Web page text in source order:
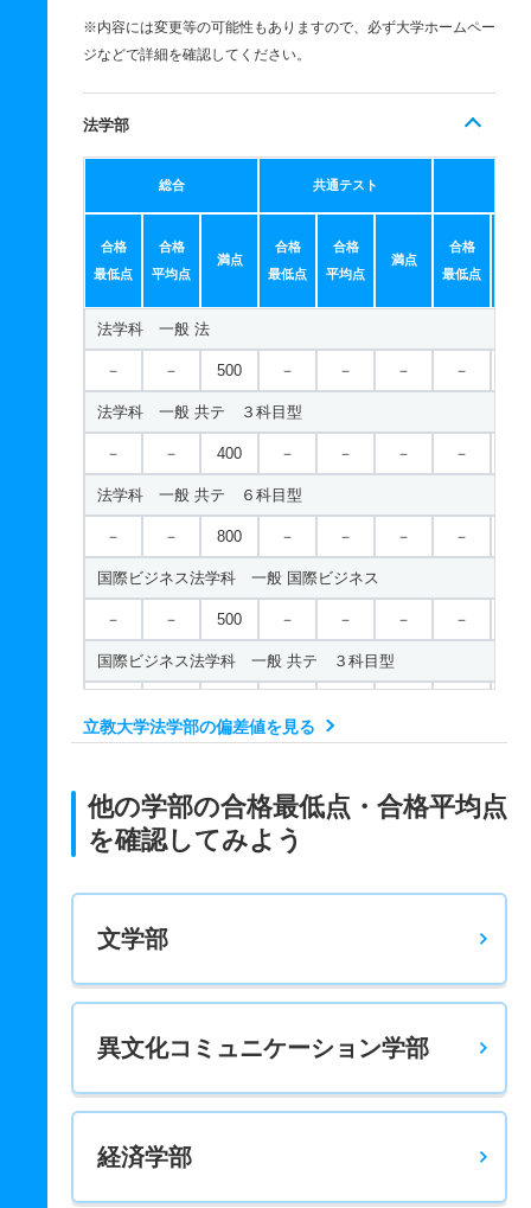
※内容には変更等の可能性もありますので、必ず大学ホームペー
ジなどで詳細を確認してください。
法学部
総合 共通テスト
合格
最低点
合格
平均点
満点
合格
最低点
合格
平均点
満点
合格
最低点
法学科 一般 法
－ － 500 － － － －
法学科 一般 共テ ３科目型
－ － 400 － － － －
法学科 一般 共テ ６科目型
－ － 800 － － － －
国際ビジネス法学科 一般 国際ビジネス
－ － 500 － － － －
国際ビジネス法学科 一般 共テ ３科目型
国際ビジネス法学科 一般 共テ ６科目型
政治学科 一般 政治
－ －
政治学科 一般 共テ ６科目型
－ －
立教大学法学部の偏差値を見る
他の学部の合格最低点・合格平均点
を確認してみよう
文学部
異文化コミュニケーション学部
経済学部